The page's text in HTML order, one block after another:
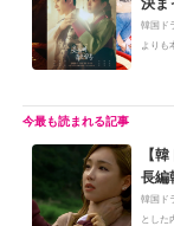
韓国ド
より
【
長編
韓国ド
とした